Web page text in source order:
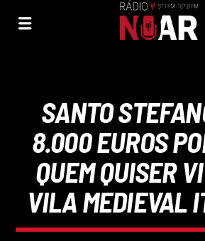
SANTO
8.000 EUROS
QUEM QUISER
VILA MEDIEVAL